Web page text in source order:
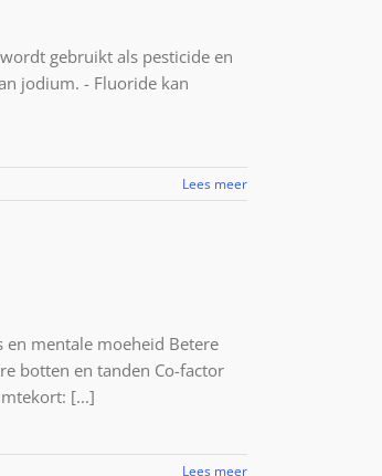
gebruikt als pesticide en
jodium. - Fluoride kan
Lees meer
en mentale moeheid Betere
botten en tanden Co-factor
[...]
Lees meer